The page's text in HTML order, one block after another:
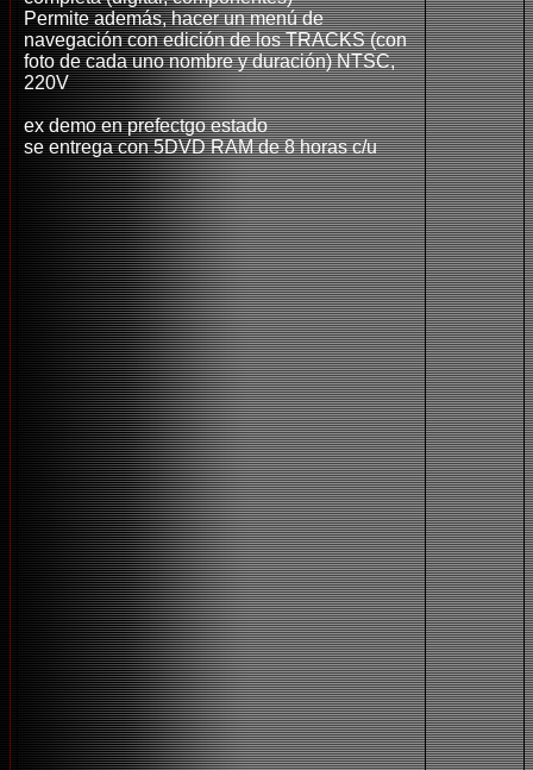
Permite además, hacer un menú de
navegación con edición de los TRACKS (con
foto de cada uno nombre y duración) NTSC,
220V
ex demo en prefectgo estado
se entrega con 5DVD RAM de 8 horas c/u